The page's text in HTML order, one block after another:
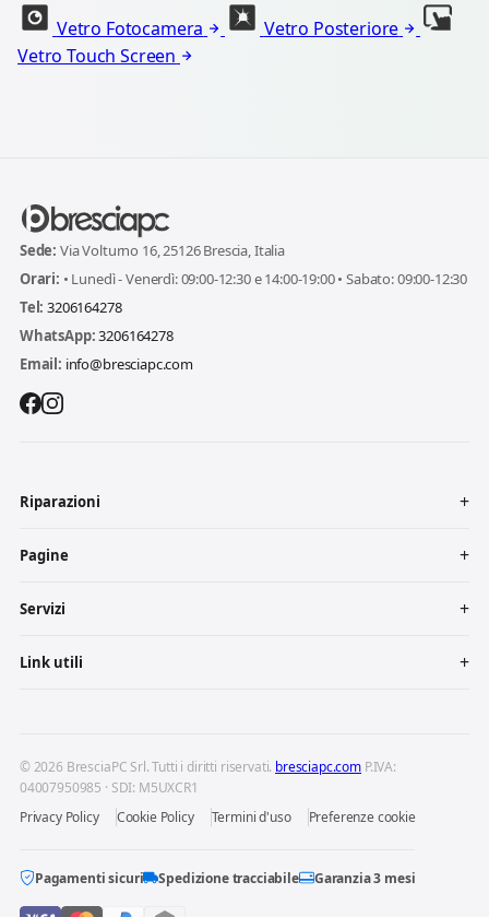
Vetro Fotocamera
Vetro Posteriore
Vetro Touch Screen
Sede: Via Volturno 16, 25126 Brescia, Italia
Orari: • Lunedì - Venerdì: 09:00-12:30 e 14:00-19:00 • Sabato: 09:00-12:30
Tel: 3206164278
WhatsApp:3206164278
Email: info@bresciapc.com
Riparazioni
Pagine
Servizi
Link utili
© 2026 BresciaPC Srl. Tutti i diritti riservati. bresciapc.com P.IVA:
04007950985 · SDI: M5UXCR1
Privacy Policy
Cookie Policy Termini d'uso Preferenze cookie
Pagamenti sicuri Spedizione tracciabile Garanzia 3 mesi